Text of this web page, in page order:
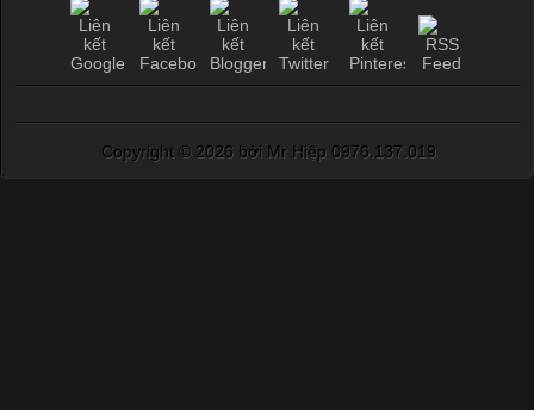
Copyright © 2026 bởi Mr Hiệp 0976.137.019